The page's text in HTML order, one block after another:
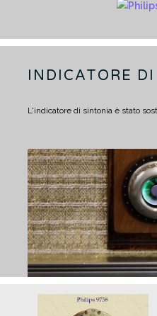
INDICATORE
L'indicatore di sintonia è stato